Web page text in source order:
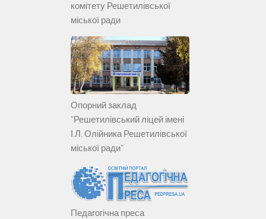
комітету Решетилівської
міської ради
Опорний заклад
“Решетилівський ліцей імені
І.Л. Олійника Решетилівської
міської ради”
Педагогічна преса